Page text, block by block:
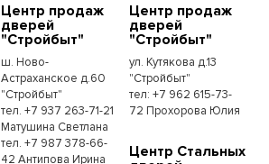
Центр продаж
дверей
"Стройбыт"
ш. Ново-
Астраханское д.60
"Стройбыт"
тел. +7 937 263-71-21
Матушина Светлана
тел. +7 987 378-66-
42 Антипова Ирина
Центр продаж
дверей
"Стройбыт"
ул. Кутякова д.13
"Стройбыт"
тел: +7 962 615-73-
72 Прохорова Юлия
Центр Стальных